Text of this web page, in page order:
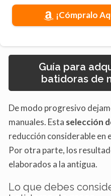
¡Cómpralo
Guía para
batidoras de
De modo progresivo
manuales. Esta selección
reducción considerable en
Por otra parte, los
elaborados a la antigua.
Lo que debes